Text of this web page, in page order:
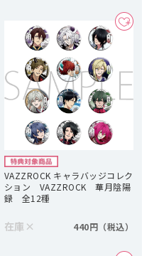
VAZZROCK キャラバッジコレク
ション VAZZROCK 華月陰陽
録 全12種
在庫 × 440円